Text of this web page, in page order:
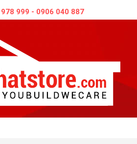
999 - 0906 040 887